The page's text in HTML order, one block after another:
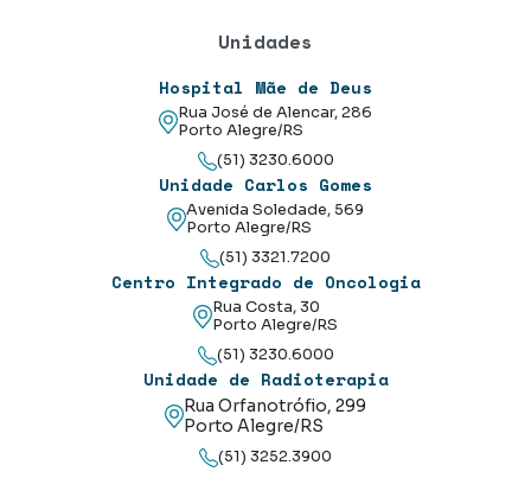
Unidades
Hospital Mãe de Deus
Rua José de Alencar, 286
Porto Alegre/RS
(51) 3230.6000
Unidade Carlos Gomes
Avenida Soledade, 569
Porto Alegre/RS
(51) 3321.7200
Centro Integrado de Oncologia
Rua Costa, 30
Porto Alegre/RS
(51) 3230.6000
Unidade de Radioterapia
Rua Orfanotrófio, 299
Porto Alegre/RS
(51) 3252.3900